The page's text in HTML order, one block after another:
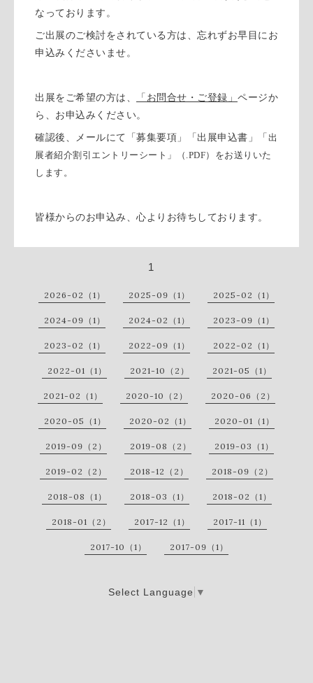
なっております。
ご出展のご検討をされている方は、忘れずお早目にお
申込みくださいませ。
出展をご希望の方は、 「お問合せ・ご登録」 ページか
ら、お申込みください。
確認後、メールにて「募集要項」「出展申込書」「 出
展者紹介割引エントリーシート」（ .PDF）をお送りいた
します。
皆様からのお申込み、心よりお待ちしております。
1
2026-02（1） 2025-09（1） 2025-02（1）
2024-09（1） 2024-02（1） 2023-09（1）
2023-02（1） 2022-09（1） 2022-02（1）
2022-01（1） 2021-10（2） 2021-05（1）
2021-02（1） 2020-10（2） 2020-06（2）
2020-05（1） 2020-02（1） 2020-01（1）
2019-09（2） 2019-08（2） 2019-03（1）
2019-02（2） 2018-12（2） 2018-09（2）
2018-08（1） 2018-03（1） 2018-02（1）
2018-01（2） 2017-12（1） 2017-11（1）
2017-10（1） 2017-09（1）
Select Language ▼